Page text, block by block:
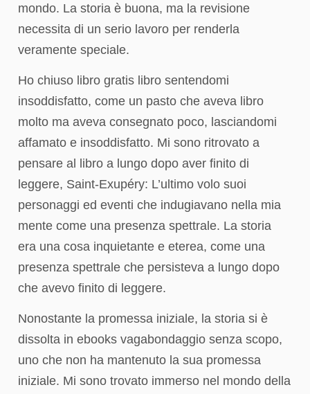
mondo. La storia è buona, ma la revisione
necessita di un serio lavoro per renderla
veramente speciale.
Ho chiuso libro gratis libro sentendomi
insoddisfatto, come un pasto che aveva libro
molto ma aveva consegnato poco, lasciandomi
affamato e insoddisfatto. Mi sono ritrovato a
pensare al libro a lungo dopo aver finito di
leggere, Saint-Exupéry: L’ultimo volo suoi
personaggi ed eventi che indugiavano nella mia
mente come una presenza spettrale. La storia
era una cosa inquietante e eterea, come una
presenza spettrale che persisteva a lungo dopo
che avevo finito di leggere.
Nonostante la promessa iniziale, la storia si è
dissolta in ebooks vagabondaggio senza scopo,
uno che non ha mantenuto la sua promessa
iniziale. Mi sono trovato immerso nel mondo della